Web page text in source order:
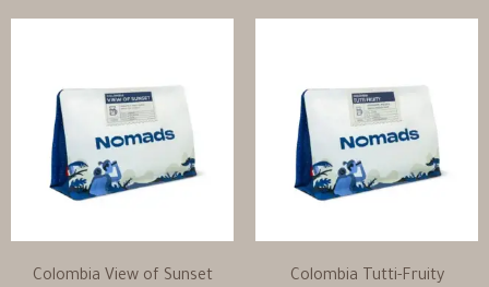
Colombia Tutti-Fruity
Colombia View of Sunset